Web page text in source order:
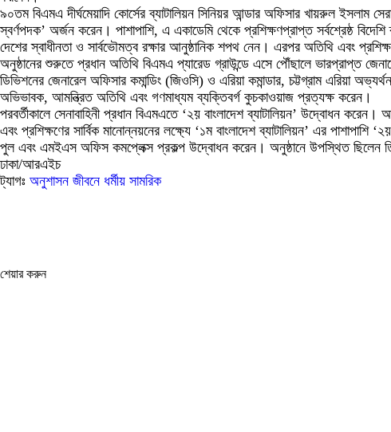
৯০তম বিএমএ দীর্ঘমেয়াদি কোর্সের ব্যাটালিয়ন সিনিয়র আন্ডার অফিসার খায়রুল ইসলাম
স্বর্ণপদক’ অর্জন করেন। পাশাপাশি, এ একাডেমি থেকে প্রশিক্ষণপ্রাপ্ত সর্বশ্রেষ্ঠ
দেশের স্বাধীনতা ও সার্বভৌমত্ব রক্ষার আনুষ্ঠানিক শপথ নেন। এরপর অতিথি এবং
অনুষ্ঠানের শুরুতে প্রধান অতিথি বিএমএ প্যারেড গ্রাউন্ডে এসে পৌঁছালে ভারপ্রাপ্ত
ডিভিশনের জেনারেল অফিসার কমান্ডিং (জিওসি) ও এরিয়া কমান্ডার, চট্টগ্রাম এরিয়া
অভিভাবক, আমন্ত্রিত অতিথি এবং গণমাধ্যম ব্যক্তিবর্গ কুচকাওয়াজ প্রত্যক্ষ করেন।
পরবর্তীকালে সেনাবাহিনী প্রধান বিএমএতে ‘২য় বাংলাদেশ ব্যাটালিয়ন’ উদ্বোধন
এবং প্রশিক্ষণের সার্বিক মানোন্নয়নের লক্ষ্যে ‘১ম বাংলাদেশ ব্যাটালিয়ন’ এর পাশাপাশি
পুল এবং এমইএস অফিস কমপ্লেক্স প্রকল্প উদ্বোধন করেন। অনুষ্ঠানে উপস্থিত ছিলেন তিন
ঢাকা/আরএইচ
ট্যাগঃ অনুশাসন জীবনে ধর্মীয় সামরিক
শেয়ার করুন